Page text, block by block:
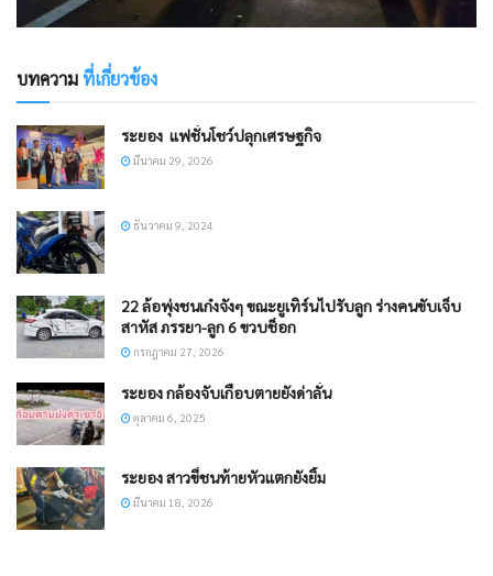
บทความที่เกี่ยวข้อง
ระยอง ​ แฟชั่นโชว์ปลุกเศรษฐกิจ​
มีนาคม 29, 2026
ธันวาคม 9, 2024
22 ล้อพุ่งชนเก๋งจังๆ ขณะยูเทิร์นไปรับลูก ร่างคนขับเจ็บ
สาหัส ภรรยา-ลูก 6 ขวบช็อก
กรกฎาคม 27, 2026
ระยอง กล้องจับเกือบตายยังด่าลั่น
ตุลาคม 6, 2025
ระยอง สาวขี่ชนท้ายหัวแตกยังยิ้ม
มีนาคม 18, 2026